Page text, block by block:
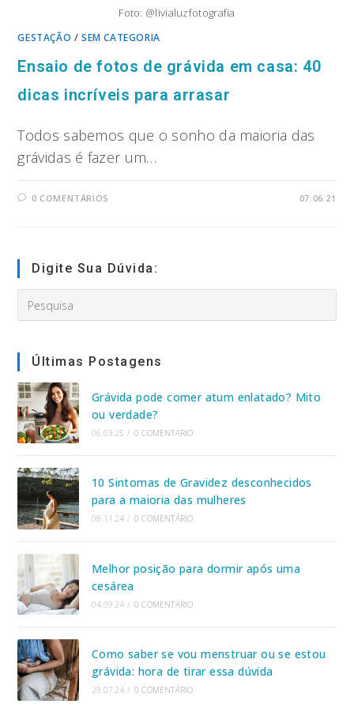
Foto: @livialuzfotografia
GESTAÇÃO /SEM CATEGORIA
Ensaio de fotos de grávida em casa: 40
dicas incríveis para arrasar
Todos sabemos que o sonho da maioria das
grávidas é fazer um…
0 COMENTÁRIOS 07.06.21
Digite Sua Dúvida:
this
Últimas Postagens
Grávida pode comer atum enlatado? Mito
ou verdade?
06.03.25 / 0 COMENTÁRIO
10 Sintomas de Gravidez desconhecidos
para a maioria das mulheres
08.11.24 / 0 COMENTÁRIO
Melhor posição para dormir após uma
cesárea
04.09.24 / 0 COMENTÁRIO
Como saber se vou menstruar ou se estou
grávida: hora de tirar essa dúvida
29.07.24 / 0 COMENTÁRIO